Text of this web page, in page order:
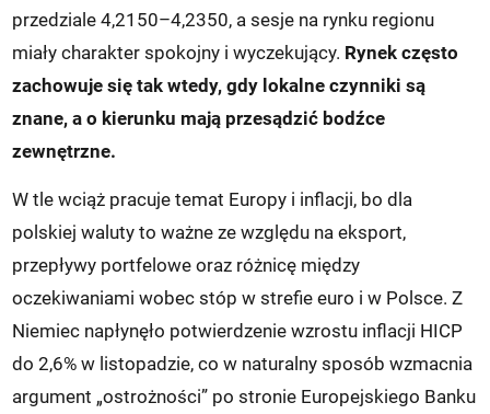
przedziale 4,2150–4,2350, a sesje na rynku regionu
miały charakter spokojny i wyczekujący. Rynek często
zachowuje się tak wtedy, gdy lokalne czynniki są
znane, a o kierunku mają przesądzić bodźce
zewnętrzne.
W tle wciąż pracuje temat Europy i inflacji, bo dla
polskiej waluty to ważne ze względu na eksport,
przepływy portfelowe oraz różnicę między
oczekiwaniami wobec stóp w strefie euro i w Polsce. Z
Niemiec napłynęło potwierdzenie wzrostu inflacji HICP
do 2,6% w listopadzie, co w naturalny sposób wzmacnia
argument „ostrożności” po stronie Europejskiego Banku